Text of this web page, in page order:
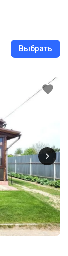
Выбрать